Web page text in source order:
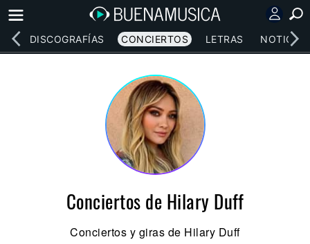
DISCOGRAFÍAS CONCIERTOS LETRAS NOTICIAS
Conciertos de Hilary Duff
Conciertos y giras de Hilary Duff